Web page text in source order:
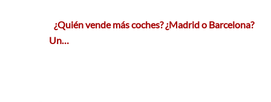
¿Quién vende más coches? ¿Madrid o Barcelona?
Un…